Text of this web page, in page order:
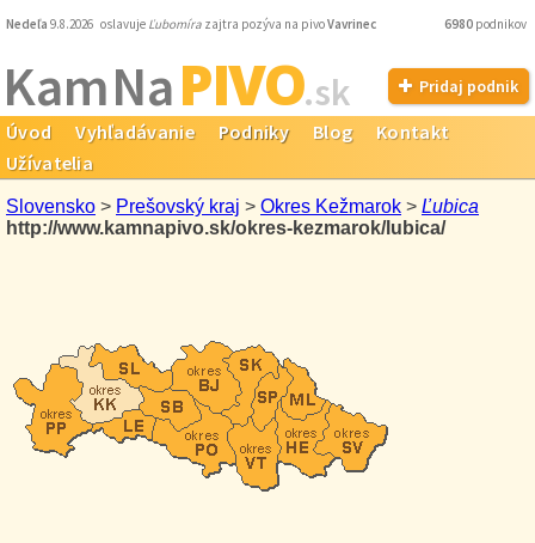
Nedeľa 9.8.2026 oslavuje Ľubomíra zajtra pozýva na pivoVavrinec 6980 podnikov
Kam NaPIVO.sk Pridaj podnik
Úvod Vyhľadávanie Podniky Blog
Kontakt
Užívatelia
Slovensko > Prešovský kraj > Okres Kežmarok > Ľubica
http://www.kamnapivo.sk/okres-kezmarok/lubica/